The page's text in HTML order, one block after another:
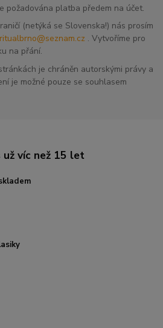
požadována platba předem na účet.
(netýká se Slovenska!) nás prosím
ritualbrno@seznam.cz . Vytvoříme pro
na přání.
je chráněn autorskými právy a
je možné pouze se souhlasem
víc než 15 let